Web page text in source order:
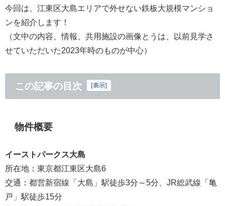
今回は、江東区大島エリアで外せない鉄板大規模マンショ
ンを紹介します！
（文中の内容、情報、共用施設の画像とうは、以前見学さ
せていただいた2023年時のものが中心）
この記事の目次 表示
物件概要
イーストパークス大島
所在地：東京都江東区大島6
交通：都営新宿線「大島」駅徒歩3分～5分、JR総武線「亀
戸」駅徒歩15分